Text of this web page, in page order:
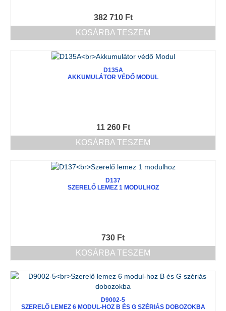
382 710 Ft
KOSÁRBA TESZEM
D135A
AKKUMULÁTOR VÉDŐ MODUL
11 260 Ft
KOSÁRBA TESZEM
D137
SZERELŐ LEMEZ 1 MODULHOZ
730 Ft
KOSÁRBA TESZEM
D9002-5
SZERELŐ LEMEZ 6 MODUL-HOZ B ÉS G SZÉRIÁS DOBOZOKBA